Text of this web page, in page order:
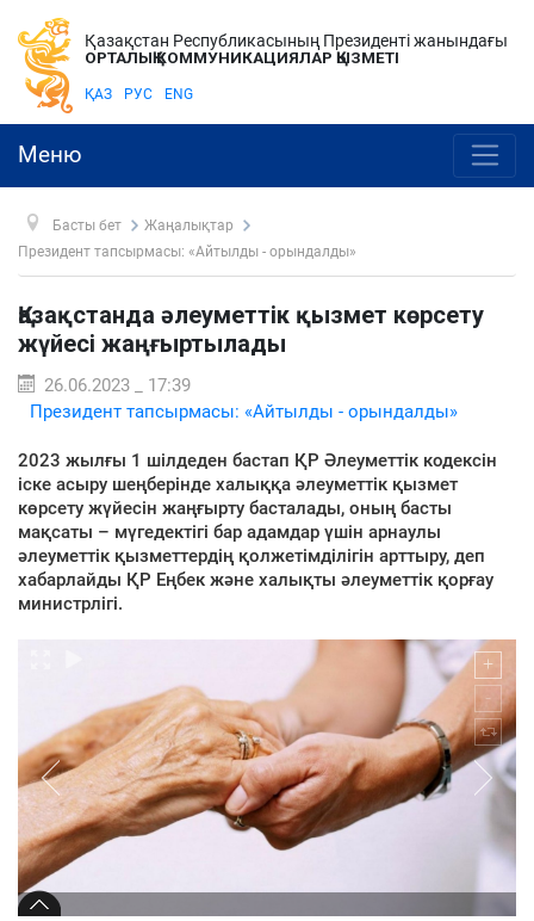
Қазақстан Республикасының Президенті жанындағы
ОРТАЛЫҚ КОММУНИКАЦИЯЛАР ҚЫЗМЕТІ
ҚАЗ РУС ENG
Меню
Басты бет
Жаңалықтар
Президент тапсырмасы: «Айтылды - орындалды»
Қазақстанда әлеуметтік қызмет көрсету
жүйесі жаңғыртылады
26.06.2023 _ 17:39
Президент тапсырмасы: «Айтылды - орындалды»
2023 жылғы 1 шілдеден бастап ҚР Әлеуметтік кодексін
іске асыру шеңберінде халыққа әлеуметтік қызмет
көрсету жүйесін жаңғырту басталады, оның басты
мақсаты – мүгедектігі бар адамдар үшін арнаулы
әлеуметтік қызметтердің қолжетімділігін арттыру, деп
хабарлайды ҚР Еңбек және халықты әлеуметтік қорғау
министрлігі.